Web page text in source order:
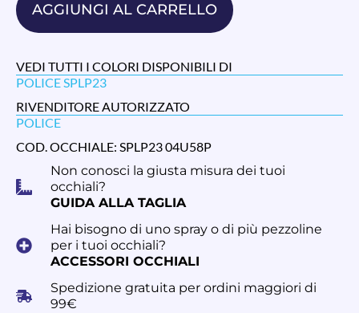
AGGIUNGI AL CARRELLO
VEDI TUTTI I COLORI DISPONIBILI DI
POLICE SPLP23
RIVENDITORE AUTORIZZATO
POLICE
COD. OCCHIALE: SPLP23 04U58P
Non conosci la giusta misura dei tuoi
occhiali?
GUIDA ALLA TAGLIA
Hai bisogno di uno spray o di più pezzoline
per i tuoi occhiali?
ACCESSORI OCCHIALI
Spedizione gratuita per ordini maggiori di
99€